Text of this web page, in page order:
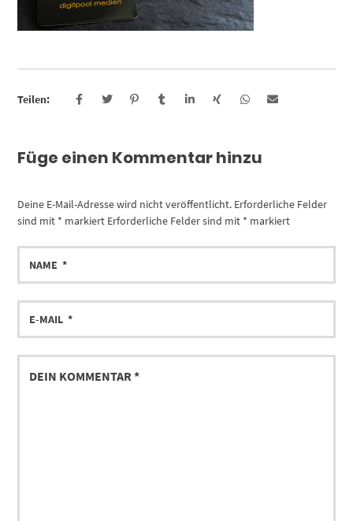
Teilen:
Füge einen Kommentar hinzu
Deine E-Mail-Adresse wird nicht veröffentlicht. Erforderliche Felder
sind mit * markiert Erforderliche Felder sind mit * markiert